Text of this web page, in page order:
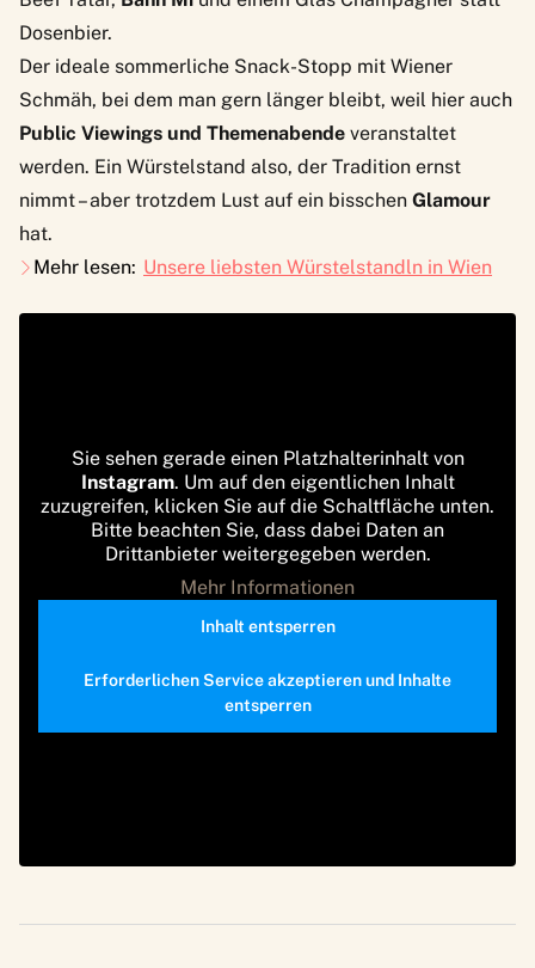
Dosenbier.
Der ideale sommerliche Snack-Stopp mit Wiener
Schmäh, bei dem man gern länger bleibt, weil hier auch
Public Viewings und Themenabende veranstaltet
werden. Ein Würstelstand also, der Tradition ernst
nimmt – aber trotzdem Lust auf ein bisschen Glamour
hat.
Mehr lesen: Unsere liebsten Würstelstandln in Wien
Sie sehen gerade einen Platzhalterinhalt von
Instagram. Um auf den eigentlichen Inhalt
zuzugreifen, klicken Sie auf die Schaltfläche unten.
Bitte beachten Sie, dass dabei Daten an
Drittanbieter weitergegeben werden.
Mehr Informationen
Inhalt entsperren
Erforderlichen Service akzeptieren und Inhalte
entsperren